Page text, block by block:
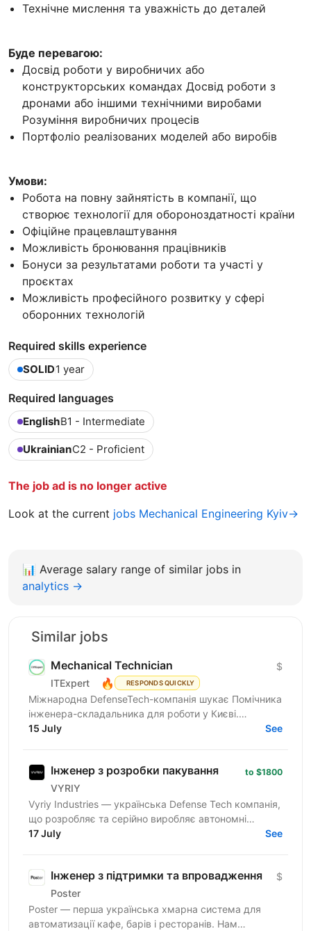
Технічне мислення та уважність до деталей
Буде перевагою:
Досвід роботи у виробничих або
конструкторських командах Досвід роботи з
дронами або іншими технічними виробами
Розуміння виробничих процесів
Портфоліо реалізованих моделей або виробів
Умови:
Робота на повну зайнятість в компанії, що
створює технології для обороноздатності країни
Офіційне працевлаштування
Можливість бронювання працівників
Бонуси за результатами роботи та участі у
проєктах
Можливість професійного розвитку у сфері
оборонних технологій
Required skills experience
SOLID1 year
Required languages
EnglishB1 - Intermediate
UkrainianC2 - Proficient
The job ad is no longer active
Look at the current jobs Mechanical Engineering Kyiv→
📊 Average salary range of similar jobs in
analytics →
Similar jobs
Mechanical Technician
ITExpert 🔥 RESPONDS QUICKLY
$
Міжнародна DefenseTech-компанія шукає Помічника
інженера-складальника для роботи у Києві.
Компанія розробляє безпілотні наземні роботизовані
15 July See
Інженер з розробки пакування
VYRIY
to $1800
Vyriy Industries — українська Defense Tech компанія,
що розробляє та серійно виробляє автономні
системи для роботи в реальних бойових умовах для
17 July See
Інженер з підтримки та впровадження
Poster
$
Poster — перша українська хмарна система для
автоматизації кафе, барів і ресторанів. Нам